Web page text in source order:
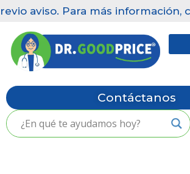
Saltar
al
contenido
aviso. Para más información,
Contáctanos